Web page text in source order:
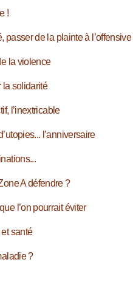
!
passer de la plainte à l’offensive
la violence
la solidarité
l’inextricable
l’anniversaire
A défendre ?
l’on pourrait éviter
santé
?